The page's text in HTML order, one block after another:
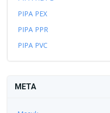
PIPA PEX
PIPA PPR
PIPA PVC
META